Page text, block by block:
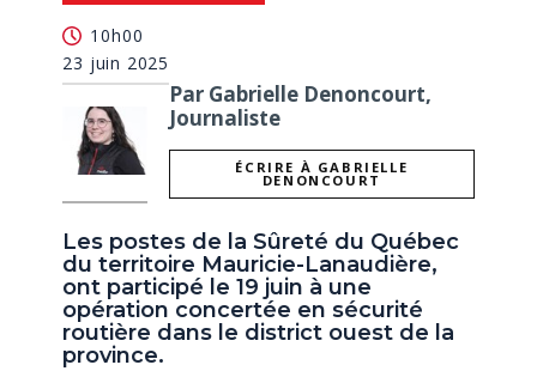
10h00
23 juin 2025
Par Gabrielle Denoncourt,
Journaliste
ÉCRIRE À GABRIELLE
DENONCOURT
Les postes de la Sûreté du Québec
du territoire Mauricie-Lanaudière,
ont participé le 19 juin à une
opération concertée en sécurité
routière dans le district ouest de la
province.